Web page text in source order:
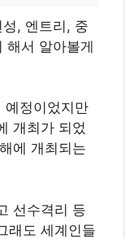
, 엔트리, 중
해서 알아볼게
예정이었지만
개최가 되었
에 개최되는
선수격리 등
래도 세계인들